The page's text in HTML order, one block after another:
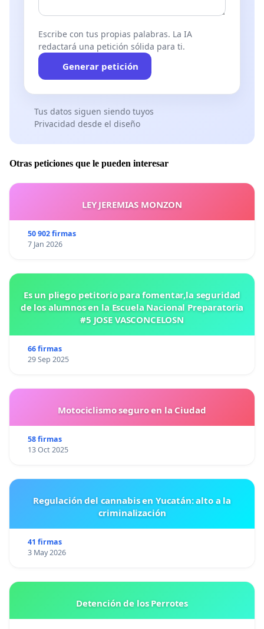
Escribe con tus propias palabras. La IA
redactará una petición sólida para ti.
Generar petición
Tus datos siguen siendo tuyos
Privacidad desde el diseño
Otras peticiones que le pueden interesar
LEY JEREMIAS MONZON
50 902 firmas
7 Jan 2026
Es un pliego petitorio para fomentar,la seguridad
de los alumnos en la Escuela Nacional Preparatoria
#5 JOSE VASCONCELOSN
66 firmas
29 Sep 2025
Motociclismo seguro en la Ciudad
58 firmas
13 Oct 2025
Regulación del cannabis en Yucatán: alto a la
criminalización
41 firmas
3 May 2026
Detención de los Perrotes